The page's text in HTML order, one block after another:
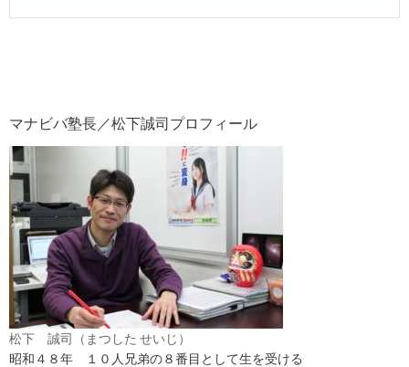
マナビバ塾長／松下誠司プロフィール
松下 誠司（まつした せいじ）
昭和４８年 １０人兄弟の８番目として生を受ける